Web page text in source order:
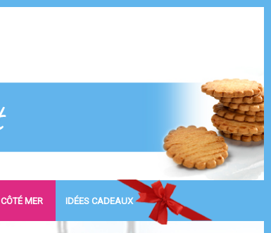
CÔTÉ MER IDÉES CADEAUX